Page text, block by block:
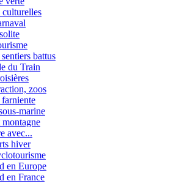
culturelles
battus
du Train
zoos
farniente
marine
avec...
hiver
en Europe
en France